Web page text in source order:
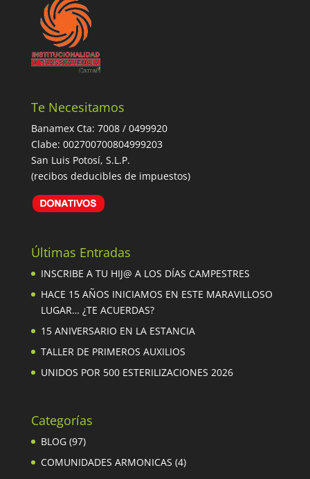
Te Necesitamos
Banamex Cta: 7008 / 0499920
Clabe: 002700700804999203
San Luis Potosí, S.L.P.
(recibos deducibles de impuestos)
Últimas Entradas
INSCRIBE A TU HIJ@ A LOS DÍAS CAMPESTRES
HACE 15 AÑOS INICIAMOS EN ESTE MARAVILLOSO
LUGAR… ¿TE ACUERDAS?
15 ANIVERSARIO EN LA ESTANCIA
TALLER DE PRIMEROS AUXILIOS
UNIDOS POR 500 ESTERILIZACIONES 2026
Categorías
BLOG(97)
COMUNIDADES ARMONICAS (4)